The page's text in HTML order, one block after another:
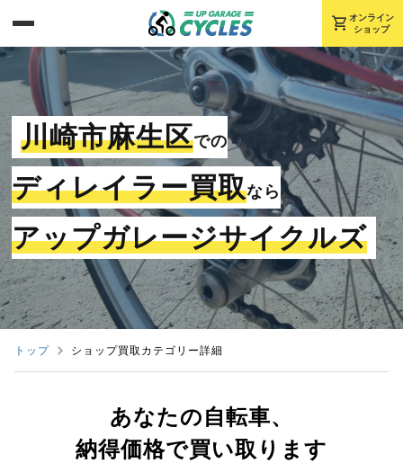
shopping_cart オンライン
ショップ
川崎市麻生区での
ディレイラー買取なら
アップガレージサイクルズ
トップ ショップ買取カテゴリー詳細
あなたの自転車、
納得価格で買い取ります